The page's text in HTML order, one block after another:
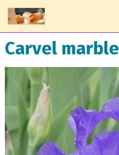
Carvel marble